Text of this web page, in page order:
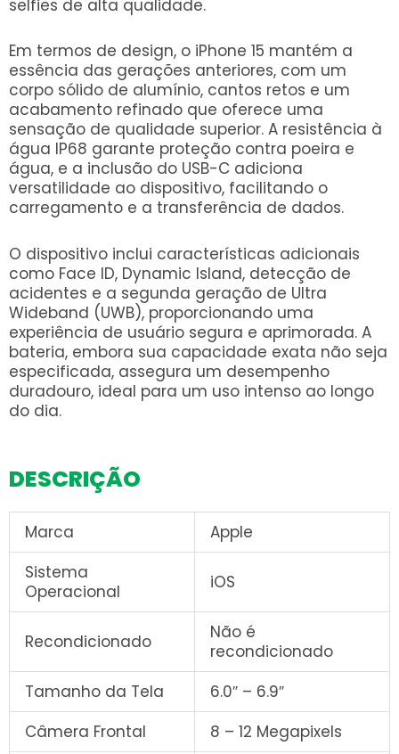
selfies de alta qualidade.
Em termos de design, o iPhone 15 mantém a
essência das gerações anteriores, com um
corpo sólido de alumínio, cantos retos e um
acabamento refinado que oferece uma
sensação de qualidade superior. A resistência à
água IP68 garante proteção contra poeira e
água, e a inclusão do USB-C adiciona
versatilidade ao dispositivo, facilitando o
carregamento e a transferência de dados.
O dispositivo inclui características adicionais
como Face ID, Dynamic Island, detecção de
acidentes e a segunda geração de Ultra
Wideband (UWB), proporcionando uma
experiência de usuário segura e aprimorada. A
bateria, embora sua capacidade exata não seja
especificada, assegura um desempenho
duradouro, ideal para um uso intenso ao longo
do dia.
DESCRIÇÃO
Marca
Apple
Sistema
Operacional
iOS
Recondicionado
Não é
recondicionado
Tamanho da Tela
6.0″ – 6.9″
Câmera Frontal
8 – 12 Megapixels